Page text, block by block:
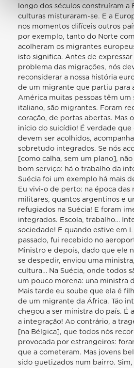
longo dos séculos construíram a
culturas misturaram-se. E a
nos momentos difíceis outros
por exemplo, tanto do Norte
acolheram os migrantes
isto significa. Antes de
problema das migrações, nós
reconsiderar a nossa história
de um migrante que partiu para
América muitas pessoas têm um
italiano, são migrantes. Foram
coração, de portas abertas. Mas
início do suicídio! É verdade que
devem ser acolhidos,
sobretudo integrados. Se nós
[como calha, sem um plano],
bom serviço: há o trabalho da
Suécia foi um exemplo há mais
Eu vivi-o de perto: na época das
militares, quantos argentinos e
refugiados na Suécia! E foram
integrados. Escola, trabalho…
sociedade! E quando estive em
passado, fui recebido no
Ministro e depois, dado que ele
se despedir, enviou uma
cultura… Na Suécia, onde todos
um pouco morena: una ministra
Mais tarde eu soube que ela é
de um migrante da África. Tão
chegou a ser ministra do país. É
a integração! Ao contrário, a
[na Bélgica], que todos nós
provocada por estrangeiros:
que a cometeram. Mas jovens
sido guetizados num bairro.